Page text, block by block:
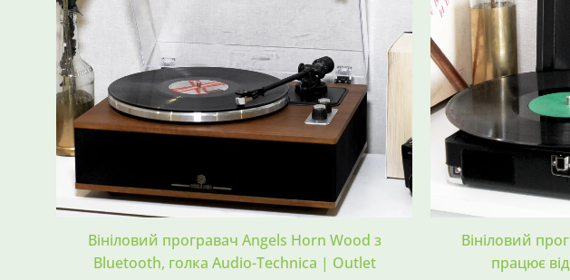
Вініловий програвач Angels Horn Wood з
Bluetooth, голка Audio-Technica | Outlet
Вініловий
працює